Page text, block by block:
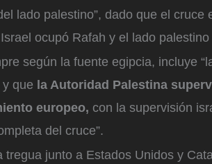
lado palestino”, dado que el cruce
ocupó Rafah y el lado
según la fuente egipcia, incluye
que la Autoridad Palestina
europeo, con la supervisión
del cruce”.
tregua junto a Estados Unidos y